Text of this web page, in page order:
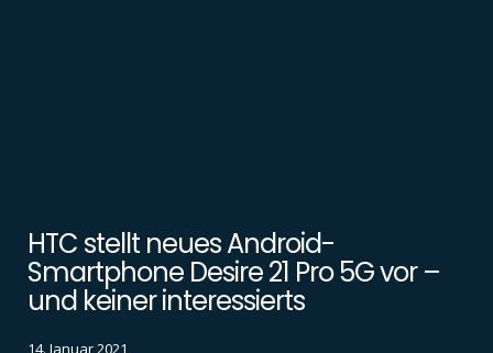
HTC stellt neues Android-
Smartphone Desire 21 Pro 5G vor –
und keiner interessierts
14. Januar 2021